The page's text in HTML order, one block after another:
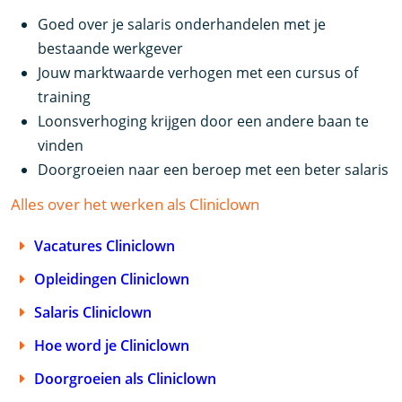
Goed over je salaris onderhandelen met je
bestaande werkgever
Jouw marktwaarde verhogen met een cursus of
training
Loonsverhoging krijgen door een andere baan te
vinden
Doorgroeien naar een beroep met een beter salaris
Alles over het werken als Cliniclown
Vacatures Cliniclown
Opleidingen Cliniclown
Salaris Cliniclown
Hoe word je Cliniclown
Doorgroeien als Cliniclown